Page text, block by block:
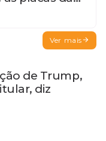
Ver mais
de Trump,
diz